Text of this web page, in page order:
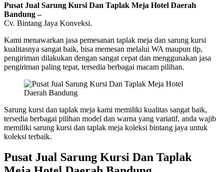
Pusat Jual Sarung Kursi Dan Taplak Meja Hotel Daerah
Bandung –
Cv. Bintang Jaya Konveksi.
Kami menawarkan jasa pemesanan taplak meja dan sarung kursi
kualitasnya sangat baik, bisa memesan melalui WA maupun tlp,
pengiriman dilakukan dengan sangat cepat dan menggunakan jasa
pengiriman paling tepat, tersedia berbagai macam pilihan.
Sarung kursi dan taplak meja kami memiliki kualitas sangat baik,
tersedia berbagai pilihan model dan warna yang variatif, anda wajib
memiliki sarung kursi dan taplak meja koleksi bintang jaya untuk
koleksi terbaik.
Pusat Jual Sarung Kursi Dan Taplak